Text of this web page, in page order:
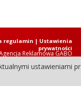
Reklamowa GABO
prawa zastrzeżone.
regulamin | Ustawienia
prywatności
ustawieniami